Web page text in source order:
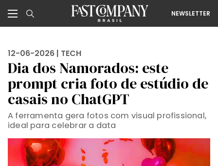
NEWSLETTER
12-06-2026 | TECH
Dia dos Namorados: este
prompt cria foto de estúdio de
casais no ChatGPT
A ferramenta gera fotos com visual profissional,
ideal para celebrar a data